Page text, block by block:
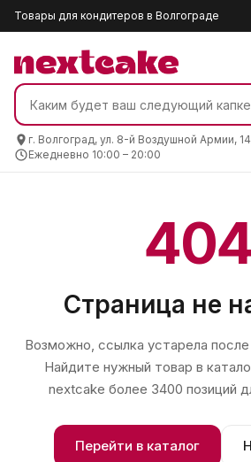
Товары для кондитеров в Волгограде
г. Волгоград, ул. 8-й Воздушной Армии, 14
Ежедневно 10:00 – 20:00
404
Страница не
Возможно, ссылка устарела после
Найдите нужный товар в
nextcake более 3400 позиций
Перейти в каталог